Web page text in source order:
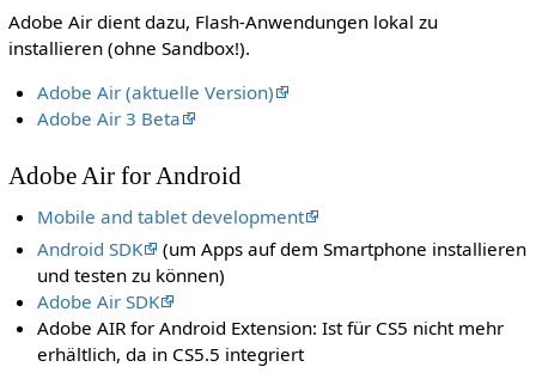
Adobe Air dient dazu, Flash-Anwendungen lokal zu
installieren (ohne Sandbox!).
Adobe Air (aktuelle Version)
Adobe Air 3 Beta
Adobe Air for Android
Mobile and tablet development
Android SDK
(um Apps auf dem Smartphone installieren
und testen zu können)
Adobe Air SDK
Adobe AIR for Android Extension: Ist für CS5 nicht mehr
erhältlich, da in CS5.5 integriert